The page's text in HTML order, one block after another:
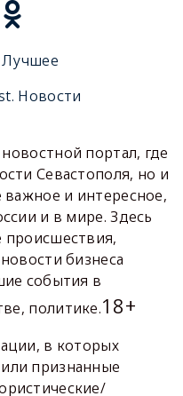
Новости
портал, где
Севастополя, но и
и интересное,
и в мире. Здесь
бизнеса
события в
политике.18+
в которых
признанные